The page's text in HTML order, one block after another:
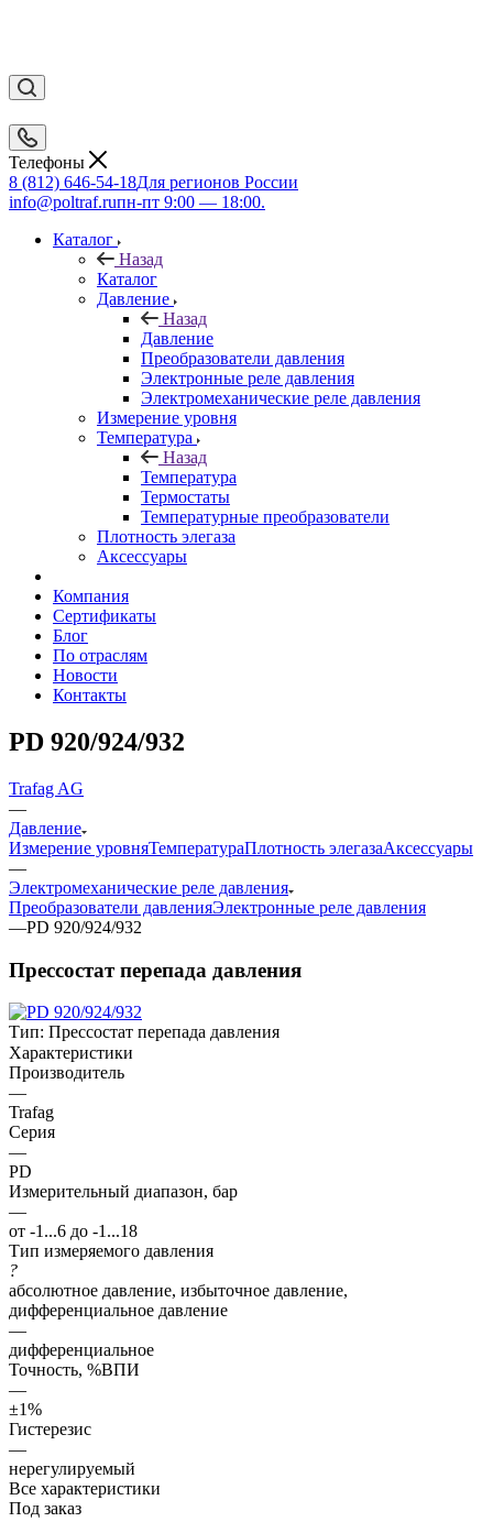
Телефоны
8 (812) 646-54-18Для регионов России
info@poltraf.ruпн-пт 9:00 — 18:00.
Каталог
Назад
Каталог
Давление
Назад
Давление
Преобразователи давления
Электронные реле давления
Электромеханические реле давления
Измерение уровня
Температура
Назад
Температура
Термостаты
Температурные преобразователи
Плотность элегаза
Аксессуары
Компания
Сертификаты
Блог
По отраслям
Новости
Контакты
PD 920/924/932
Trafag AG
—
Давление
Измерение уровняТемператураПлотность элегазаАксессуары
—
Электромеханические реле давления
Преобразователи давленияЭлектронные реле давления
—PD 920/924/932
Прессостат перепада давления
Тип: Прессостат перепада давления
Характеристики
Производитель
—
Trafag
Серия
—
PD
Измерительный диапазон, бар
—
от -1...6 до -1...18
Тип измеряемого давления
?
абсолютное давление, избыточное давление,
дифференциальное давление
—
дифференциальное
Точность, %ВПИ
—
±1%
Гистерезис
—
нерегулируемый
Все характеристики
Под заказ